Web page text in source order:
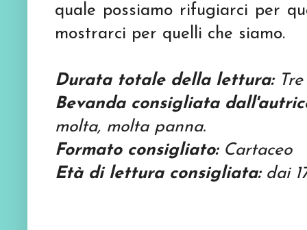
quale possiamo rifugiarci per
mostrarci per quelli che siamo.
Durata totale della lettura:Tre
Bevanda consigliata
molta, molta panna.
Formato consigliato: Cartaceo
Età di lettura consigliata:dai